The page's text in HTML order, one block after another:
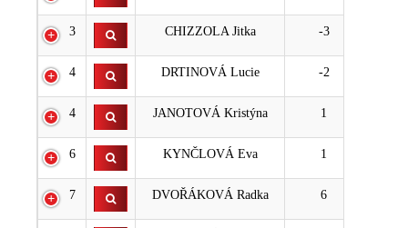
3 CHIZZOLA Jitka -3
4 DRTINOVÁ Lucie -2
4 JANOTOVÁ Kristýna 1
6 KYNČLOVÁ Eva 1
7 DVOŘÁKOVÁ Radka 6